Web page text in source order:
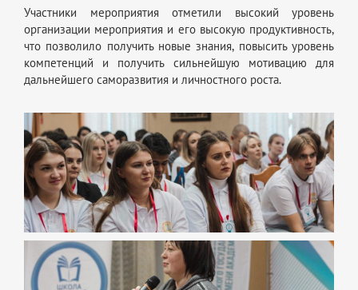
Участники мероприятия отметили высокий уровень
организации мероприятия и его высокую продуктивность,
что позволило получить новые знания, повысить уровень
компетенций и получить сильнейшую мотивацию для
дальнейшего саморазвития и личностного роста.